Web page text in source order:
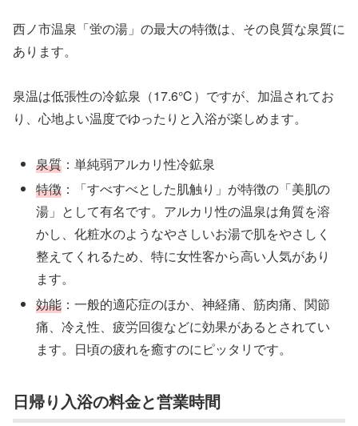
西ノ市温泉「蛍の湯」の最大の特徴は、その良質な泉質に
あります。
泉温は低張性の冷鉱泉（17.6℃）ですが、加温されてお
り、心地よい温度でゆったりと入浴が楽しめます。
泉質 ：単純弱アルカリ性冷鉱泉
特徴 ：「すべすべとした肌触り」が特徴の「美肌の
湯」として有名です。アルカリ性の温泉は角質を溶
かし、化粧水のようなやさしいお湯で肌をやさしく
整えてくれるため、特に女性客から高い人気があり
ます。
効能 ：一般的適応症のほか、神経痛、筋肉痛、関節
痛、冷え性、疲労回復などに効果があるとされてい
ます。日頃の疲れを癒すのにピッタリです。
日帰り入浴の料金と営業時間